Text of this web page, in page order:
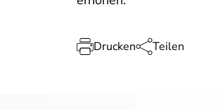
Drucken Teilen